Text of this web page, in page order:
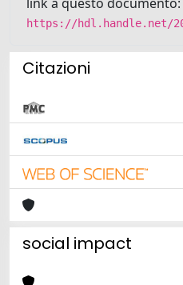
https://hdl.handle.net/
Citazioni
social impact